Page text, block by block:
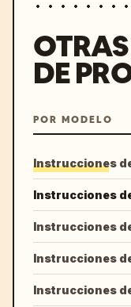
DE
POR MODELO
Instrucciones
Instrucciones
Instrucciones
Instrucciones
Instrucciones